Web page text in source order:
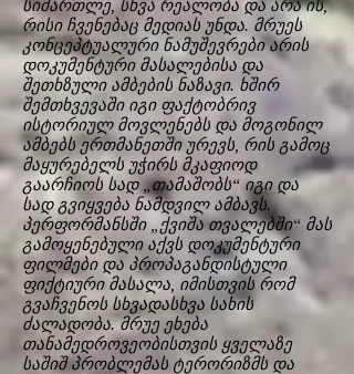
სიმართლე, სხვა რეალობა და არა ის,
რისი ჩვენებაც მედიას უნდა. მრუეს
კონცეპტუალური ნამუშევრები არის
დოკუმენტური მასალებისა და
შეთხზული ამბების ნაზავი. ხშირ
შემთხვევაში იგი ფაქტობრივ
ისტორიულ მოვლენებს და მოგონილ
ამბებს ერთმანეთში ურევს, რის გამოც
მაყურებელს უჭირს მკაფიოდ
გაარჩიოს სად „თამაშობს“ იგი და
სად გვიყვება ნამდვილ ამბავს.
პერფორმანსში „ქვიშა თვალებში“ მას
გამოყენებული აქვს დოკუმენტური
ფილმები და პროპაგანდისტული
ფიქტიური მასალა, იმისთვის რომ
გვაჩვენოს სხვადასხვა სახის
ძალადობა. მრუე ეხება
თანამედროვეობისთვის ყველაზე
საშიშ პრობლემას ტერორიზმს და